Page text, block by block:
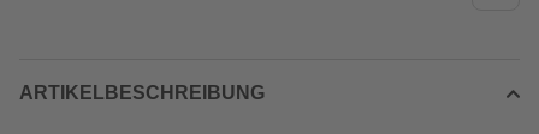
ARTIKELBESCHREIBUNG